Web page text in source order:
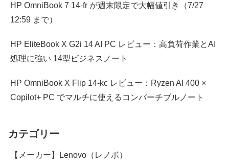
HP OmniBook 7 14-fr が週末限定で大幅値引き（7/27
12:59 まで）
HP EliteBook X G2i 14 AI PC レビュー：高負荷作業とAI
処理に強い 14型ビジネスノート
HP OmniBook X Flip 14-kc レビュー：Ryzen AI 400 ×
Copilot+ PC でマルチに使えるコンバーチブルノート
カテゴリー
【メーカー】Lenovo（レノボ）